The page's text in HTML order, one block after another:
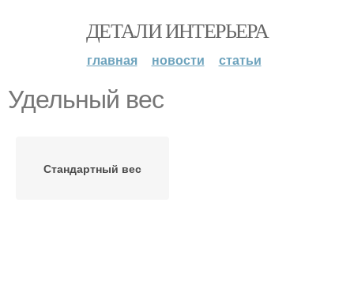
ДЕТАЛИ ИНТЕРЬЕРА
главная новости статьи
Удельный вес
Стандартный вес